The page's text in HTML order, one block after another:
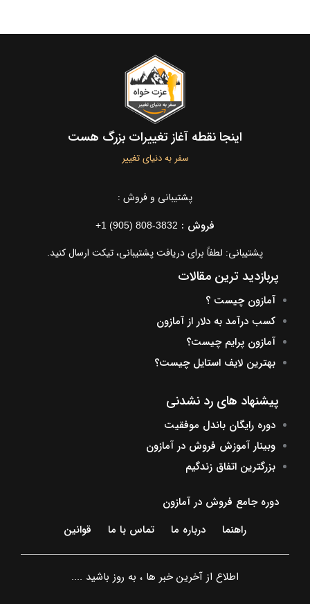
اینجا نقطه آغاز تغییرات بزرگ هست
سفر به دنیای تغییر
پشتیبانی و فروش :
فروش : +1 (905) 808-3832
پشتیبانی: لطفاً برای دریافت پشتیبانی، تیکت ارسال کنید.
پربازدید ترین مقالات
آمازون چیست ؟
کسب درآمد به دلار از آمازون
آمازون پرایم چیست؟
بهترین لایف استایل چیست؟
پیشنهاد های رد نشدنی
دوره رایگان باندل موفقیت
وبینار آموزش فروش در آمازون
بزرگترین اتفاق زندگیم
دوره جامع فروش در آمازون
راهنما
درباره ما تماس با ما قوانین
اطلاع از آخرین خبر ها ، به روز باشید ....